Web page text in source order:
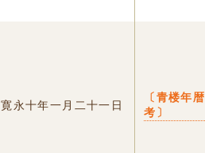
寛永十年一月二十一日
〔青楼年暦
考〕